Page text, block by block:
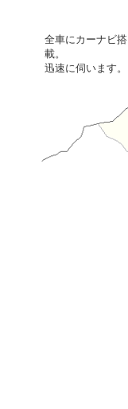
全車にカーナビ搭
載。
迅速に伺います。